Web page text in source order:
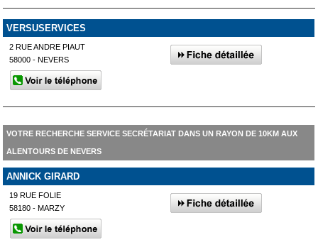
VERSUSERVICES
2 RUE ANDRE PIAUT
58000 - NEVERS
VOTRE RECHERCHE SERVICE SECRÉTARIAT DANS UN RAYON DE 10KM AUX
ALENTOURS DE NEVERS
ANNICK GIRARD
19 RUE FOLIE
58180 - MARZY